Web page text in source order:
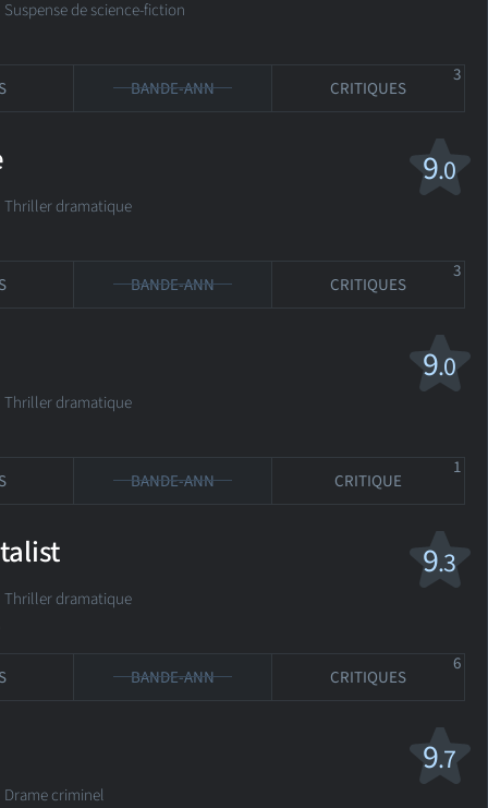
Suspense de science-fiction
BANDE-ANN CRITIQUES
3
9.0
Thriller dramatique
BANDE-ANN CRITIQUES
3
9.0
dramatique
BANDE-ANN CRITIQUE
1
9.3
Thriller dramatique
BANDE-ANN CRITIQUES
6
9.7
Drame criminel